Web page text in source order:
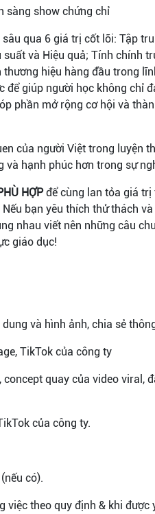
sàng show chứng chỉ
qua 6 giá trị cốt lõi: Tập
và Hiệu quả; Tính chính
hiệu hàng đầu trong
để giúp người học không chỉ
phần mở rộng cơ hội và
của người Việt trong luyện
hạnh phúc hơn trong sự
HỢPđể cùng lan tỏa giá trị
bạn yêu thích thử thách
nhau viết nên những câu
giáo dục!
và hình ảnh, chia sẻ
TikTok của công ty
quay của video viral,
của công ty.
có).
việc theo quy định & khi được